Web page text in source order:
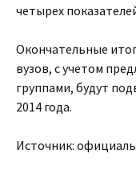
четырех
Окончательные
вузов, с учетом
группами, будут
2014 года.
Источник: